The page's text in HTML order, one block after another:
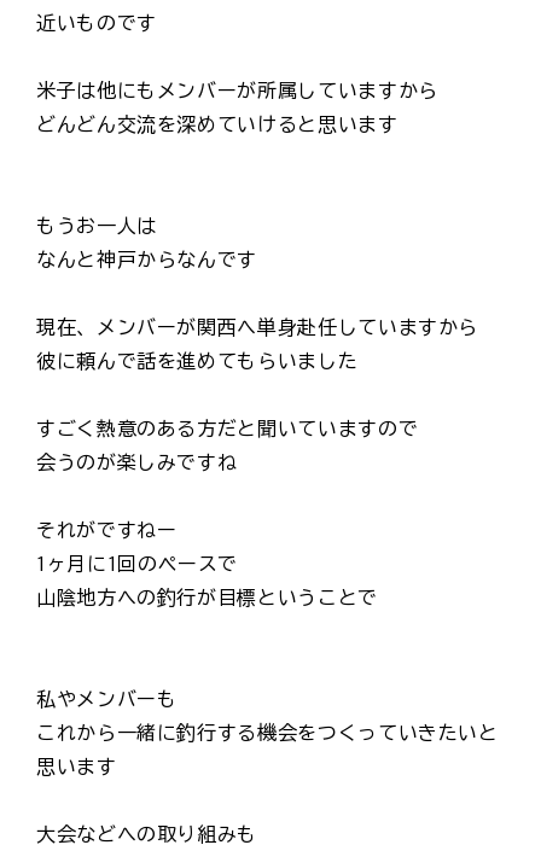
近いものです
米子は他にもメンバーが所属していますから
どんどん交流を深めていけると思います
もうお一人は
なんと神戸からなんです
現在、メンバーが関西へ単身赴任していますから
彼に頼んで話を進めてもらいました
すごく熱意のある方だと聞いていますので
会うのが楽しみですね
それがですねー
1ヶ月に1回のペースで
山陰地方への釣行が目標ということで
私やメンバーも
これから一緒に釣行する機会をつくっていきたいと
思います
大会などへの取り組みも